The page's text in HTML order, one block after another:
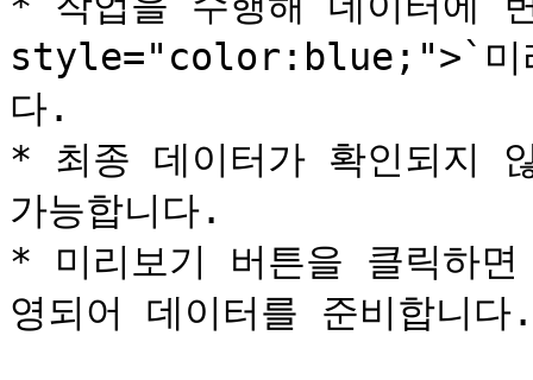
style="color:blue;">`미리
다.
* 최종 데이터가 확인되지
가능합니다.
* 미리보기 버튼을 클릭하
영되어 데이터를 준비합니다.